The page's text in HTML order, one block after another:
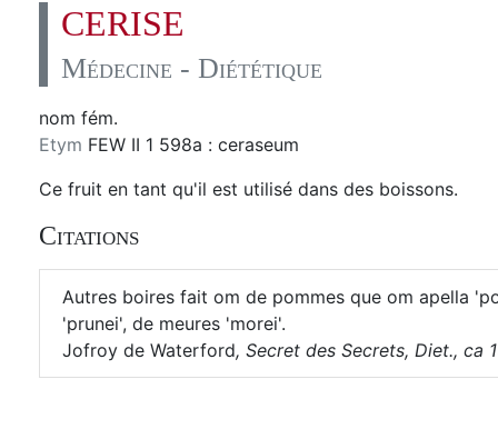
CERISE
Médecine - Diététique
nom fém.
Etym FEW II 1 598a : ceraseum
Ce fruit en tant qu'il est utilisé dans des boissons.
Citations
Autres boires fait om de pommes que om apella
'prunei', de meures 'morei'.
Jofroy de Waterford, Secret des Secrets, Diet., ca